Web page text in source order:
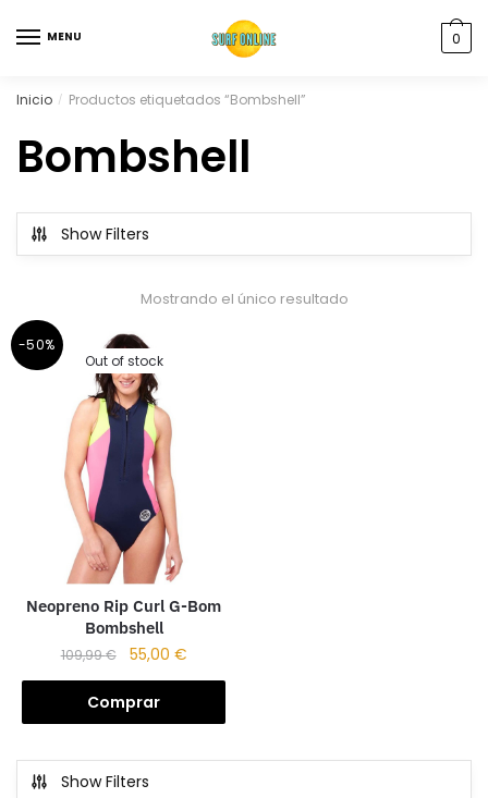
MENU 0
Inicio / Productos etiquetados “Bombshell”
Bombshell
Show Filters
Mostrando el único resultado
-50%
Out of stock
Neopreno Rip Curl G-Bom
Bombshell
109,99€ 55,00 €
Comprar
Show Filters